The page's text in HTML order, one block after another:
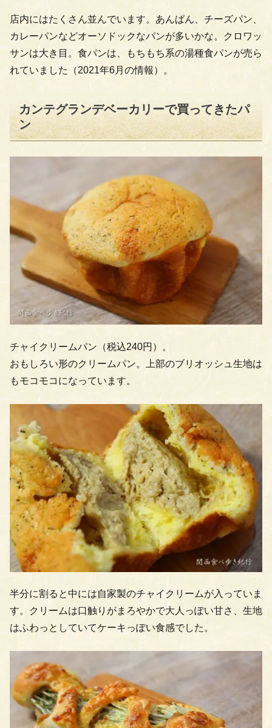
店内にはたくさん並んでいます。あんぱん、チーズパン、
カレーパンなどオーソドックなパンが多いかな。クロワッ
サンは大き目。食パンは、もちもち系の湯種食パンが売ら
れていました（2021年6月の情報）。
カンテグランデベーカリーで買ってきたパ
ン
チャイクリームパン（税込240円）。
おもしろい形のクリームパン。上部のブリオッシュ生地は
もモコモコになっています。
半分に割ると中には自家製のチャイクリームが入っていま
す。クリームは口触りがまろやかで大人っぽい甘さ、生地
はふわっとしていてケーキっぽい食感でした。